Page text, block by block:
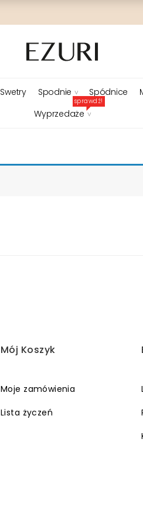
Swetry Spodnie Spódnice
Wyprzedaże
sprawdź!
Mój Koszyk
Moje zamówienia
Lista życzeń